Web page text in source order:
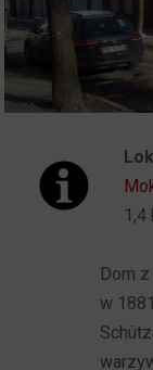
1,4
Dom
w